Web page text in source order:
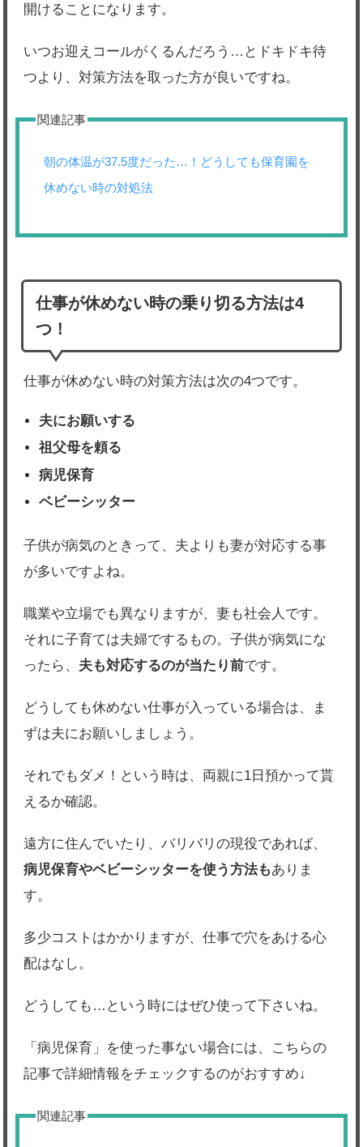
開けることになります。
いつお迎えコールがくるんだろう…とドキドキ待
つより、対策方法を取った方が良いですね。
関連記事
朝の体温が37.5度だった…！どうしても保育園を
休めない時の対処法
仕事が休めない時の乗り切る方法は4
つ！
仕事が休めない時の対策方法は次の4つです。
夫にお願いする
祖父母を頼る
病児保育
ベビーシッター
子供が病気のときって、夫よりも妻が対応する事
が多いですよね。
職業や立場でも異なりますが、妻も社会人です。
それに子育ては夫婦でするもの。子供が病気にな
ったら、 夫も対応するのが当たり前です。
どうしても休めない仕事が入っている場合は、ま
ずは夫にお願いしましょう。
それでもダメ！という時は、両親に1日預かって貰
えるか確認。
遠方に住んでいたり、バリバリの現役であれば、
病児保育やベビーシッターを使う方法もありま
す。
多少コストはかかりますが、仕事で穴をあける心
配はなし。
どうしても…という時にはぜひ使って下さいね。
「病児保育」を使った事ない場合には、こちらの
記事で詳細情報をチェックするのがおすすめ↓
関連記事